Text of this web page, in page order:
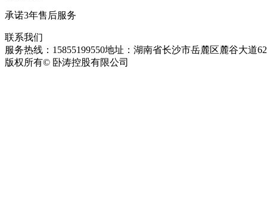
承诺3年售后服务
联系我们
服务热线：15855199550地址：湖南省长沙市岳麓区麓谷大道
版权所有© 卧涛控股有限公司